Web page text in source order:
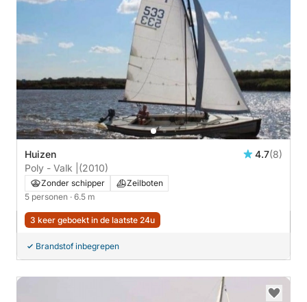
Huizen 4.7(8)
Poly - Valk | (2010)
Zonder schipper
Zeilboten
5 personen · 6.5 m
3 keer geboekt in de laatste 24u
Brandstof inbegrepen